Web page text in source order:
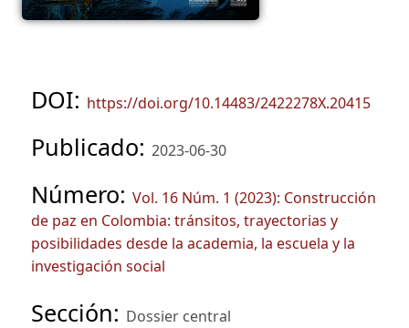
DOI: https://doi.org/10.14483/2422278X.20415
Publicado: 2023-06-30
Número: Vol. 16 Núm. 1 (2023): Construcción
de paz en Colombia: tránsitos, trayectorias y
posibilidades desde la academia, la escuela y la
investigación social
Sección: Dossier central